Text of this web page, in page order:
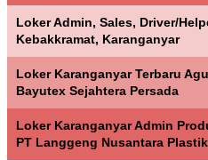
Loker Admin, Sales, Driver/
Kebakkramat, Karanganyar
Loker Karanganyar Terbaru
Bayutex Sejahtera Persada
Loker Karanganyar Admin
PT Langgeng Nusantara Plastik